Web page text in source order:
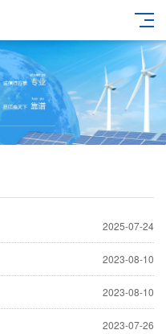
2025-07-24
2023-08-10
2023-08-10
2023-07-26